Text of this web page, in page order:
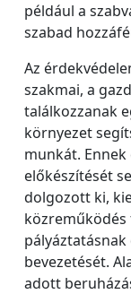
például a
szabad
Az
szakmai, a
találkozzanak
környezet
munkát.
előkészítését
dolgozott ki,
bevezetését.
adott